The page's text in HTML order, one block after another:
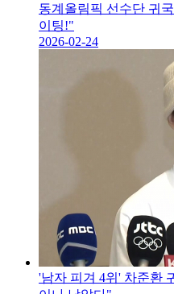
동계올림픽 선수단 귀
이팅!"
2026-02-24
'남자 피겨 4위' 차준환